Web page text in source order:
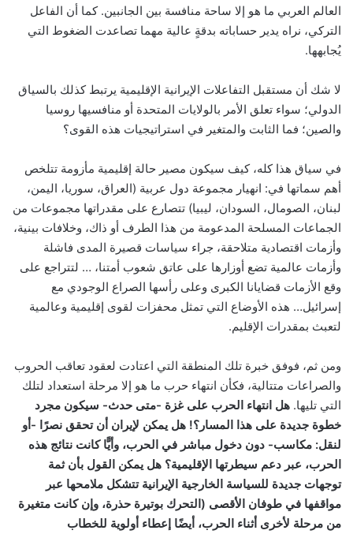
العالم العربي ما هو إلا ساحة منافسة بين الجانبين. كما أن الفاعل
التركي، نراه يدير حساباته بدقةٍ عالية مهما تصاعدت الضغوط التي
يُجابهها.
لا شك أن مستقبل التفاعلات الإيرانية الإقليمية يرتبط كذلك بالسياق
الدولي؛ سواء تعلق الأمر بالولايات المتحدة أو منافسيها روسيا
والصين؛ فما الثابت والمتغير في استراتيجيات هذه القوى؟
في سياق هذا كله، كيف سيكون مصير حالة إقليمية مأزومة تتلخص
أهم سماتها في: انهيار مجموعة دول عربية (العراق، سوريا، اليمن،
لبنان، الصومال، السودان، ليبيا) تتصارع على مقدراتها مجموعات من
الجماعات المسلحة المدعومة من هذا الطرف أو ذاك، وخلافات بينية،
وأزمات اقتصادية متلاحقة، جراء سياسات قصيرة المدى فاشلة
وأزمات عالمية تضع أوزارها على عاتق شعوب أمتنا، … لتتراجع على
وقع الأزمات قضايانا الكبرى وعلى رأسها الصراع الوجودي مع
إسرائيل… هذه الأوضاع التي تمثل محفزات لقوى إقليمية وعالمية
لتعبث بمقدرات الإقليم.
ومن ثم، فوفق خبرة تلك المنطقة التي اعتادت لعقود تعاقب الحروب
والصراعات متتالية، فكأن انتهاء حرب ما هو إلا مرحلة استعداد لتلك
التي تليها. هل انتهاء الحرب على غزة -متى حدث- سيكون مجرد
خطوة جديدة على هذا المسار؟! هل يمكن لإيران أن تحقق نصرًا -أو
لنقل: مكاسب- دون دخول مباشر في الحرب، وأيًّا كانت نتائج هذه
الحرب، عبر دعم سيطرتها الإقليمية؟ هل يمكن القول بأن ثمة
توجهات جديدة للسياسة الخارجية الإيرانية تتشكل ملامحها عبر
مواقفها في طوفان الأقصى (التحرك بوتيرة حذرة، وإن كانت متغيرة
من مرحلة لأخرى أثناء الحرب، أيضًا إعطاء أولوية للخطاب